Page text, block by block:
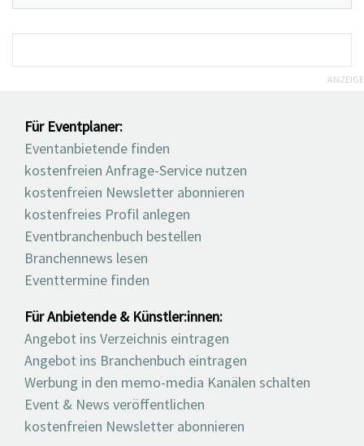
ANZEIGE
Für Eventplaner:
Eventanbietende finden
kostenfreien Anfrage-Service nutzen
kostenfreien Newsletter abonnieren
kostenfreies Profil anlegen
Eventbranchenbuch bestellen
Branchennews lesen
Eventtermine finden
Für Anbietende & Künstler:innen:
Angebot ins Verzeichnis eintragen
Angebot ins Branchenbuch eintragen
Werbung in den memo-media Kanälen schalten
Event & News veröffentlichen
kostenfreien Newsletter abonnieren